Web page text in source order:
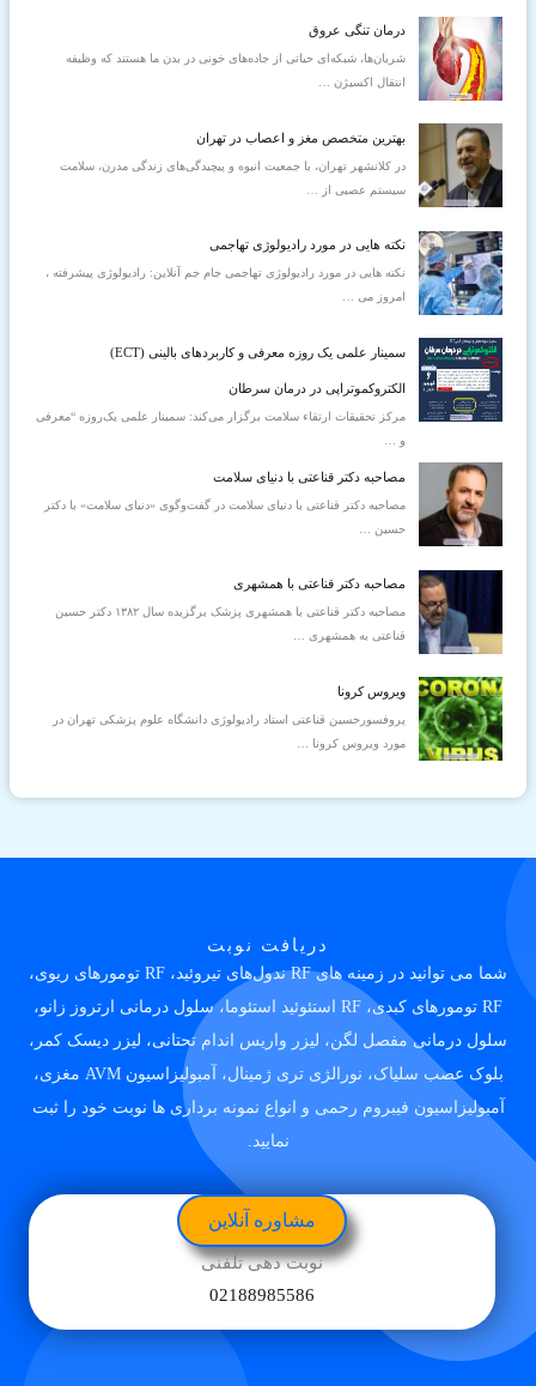
ر
ا
درمان تنگی عروق
شریان‌ها، شبکه‌ای حیاتی از جاده‌های خونی در بدن ما هستند که وظیفه
انتقال اکسیژن …
بهترین متخصص مغز و اعصاب در تهران
در کلانشهر تهران، با جمعیت انبوه و پیچیدگی‌های زندگی مدرن، سلامت
سیستم عصبی از
نکته هایی در مورد رادیولوژی تهاجمی
نکته هایی در مورد رادیولوژی تهاجمی جام جم آنلاين: رادیولوژی پیشرفته ،
امروز می …
سمینار علمی یک‌ روزه معرفی و کاربردهای بالینی (ECT)
الکتروکموتراپی در درمان سرطان
مرکز تحقیقات ارتقاء سلامت برگزار می‌کند: سمینار علمی یک‌روزه “معرفی
و
مصاحبه دکتر قناعتی با دنیای سلامت
مصاحبه دکتر قناعتی با دنیای سلامت در گفت‌و‌گوی «دنیای سلامت» با دکتر
حسین
مصاحبه دکتر قناعتی با همشهری
مصاحبه دکتر قناعتی با همشهری پزشک برگزیده سال ۱۳۸۲ دکتر حسین
قناعتی به همشهری
ویروس كرونا
پروفسورحسین قناعتی استاد رادیولوژی دانشگاه علوم پزشکی تهران در
مورد ویروس كرونا
دریافت نوبت
شما می توانید در زمینه های RF ندول‌های تیروئید، RF تومورهای ریوی،
RF تومورهای کبدی، RF استئوئید استئوما، سلول درمانی ارتروز زانو،
سلول درمانی مفصل لگن، لیزر واریس اندام تحتانی، لیزر دیسک کمر،
بلوک عصب سلیاک، نورالژی تری ژمینال، آمبولیزاسیون AVM مغزی،
آمبولیزاسیون فیبروم رحمی و انواع نمونه برداری ها نوبت خود را ثبت
نمایید.
مشاوره آنلاین
نوبت دهی تلفنی
02188985586